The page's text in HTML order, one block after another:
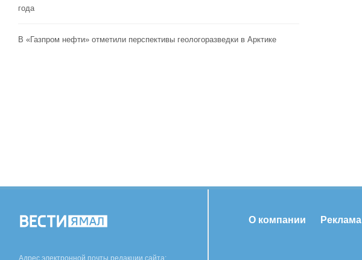
года
В «Газпром нефти» отметили перспективы геологоразведки в Арктике
О компании Реклама